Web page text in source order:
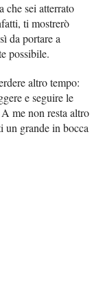
che sei atterrato
ti mostrerò
da portare a
possibile.
altro tempo:
e seguire le
me non resta altro
un grande in bocca